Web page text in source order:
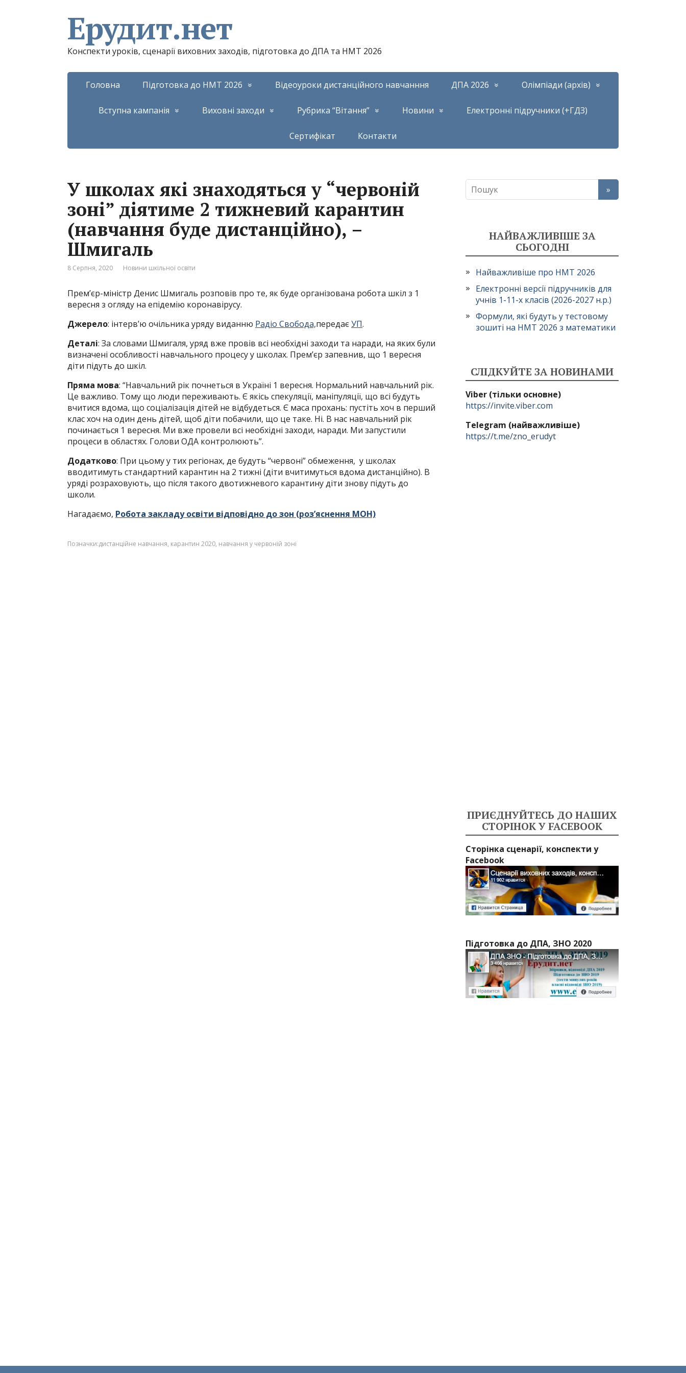
Ерудит.нет
Конспекти уроків, сценарії виховних заходів, підготовка до ДПА та НМТ 2026
Головна Підготовка до НМТ 2026 Відеоуроки дистанційного навчанння ДПА 2026 Олімпіади (архів)
Вступна кампанія Виховні заходи Рубрика “Вітання” Новини Електронні підручники (+ГДЗ)
Сертифікат Контакти
У школах які знаходяться у “червоній
зоні” діятиме 2 тижневий карантин
(навчання буде дистанційно), –
Шмигаль
8 Серпня, 2020 Новини шкільної освіти
Прем’єр-міністр Денис Шмигаль розповів про те, як буде організована робота шкіл з 1
вересня з огляду на епідемію коронавірусу.
Джерело: інтерв’ю очільника уряду виданню Радіо Свобода,передаєУП.
Деталі: За словами Шмигаля, уряд вже провів всі необхідні заходи та наради, на яких були
визначені особливості навчального процесу у школах. Прем’єр запевнив, що 1 вересня
діти підуть до шкіл.
Пряма мова: “Навчальний рік почнеться в Україні 1 вересня. Нормальний навчальний рік.
Це важливо. Тому що люди переживають. Є якісь спекуляції, маніпуляції, що всі будуть
вчитися вдома, що соціалізація дітей не відбудеться. Є маса прохань: пустіть хоч в перший
клас хоч на один день дітей, щоб діти побачили, що це таке. Ні. В нас навчальний рік
починається 1 вересня. Ми вже провели всі необхідні заходи, наради. Ми запустили
процеси в областях. Голови ОДА контролюють”.
Додатково: При цьому у тих регіонах, де будуть “червоні” обмеження, у школах
вводитимуть стандартний карантин на 2 тижні (діти вчитимуться вдома дистанційно). В
уряді розраховують, що після такого двотижневого карантину діти знову підуть до
школи.
Нагадаємо, Робота закладу освіти відповідно до зон (роз’яснення МОН)
Позначки:дистанційне навчання, карантин 2020, навчання у червоній зоні
НАЙВАЖЛИВІШЕ ЗА
СЬОГОДНІ
Найважливіше про НМТ 2026
Електронні версії підручників для
учнів 1-11-х класів (2026-2027 н.р.)
Формули, які будуть у тестовому
зошиті на НМТ 2026 з математики
СЛІДКУЙТЕ ЗА НОВИНАМИ
Viber (тільки основне)
https://invite.viber.com
Telegram (найважливіше)
https://t.me/zno_erudyt
ПРИЄДНУЙТЕСЬ ДО НАШИХ
СТОРІНОК У FACEBOOK
Сторінка сценарії, конспекти у
Facebook
Підготовка до ДПА, ЗНО 2020